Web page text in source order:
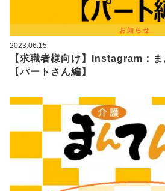
お知らせ
2023.06.15
【求職者様向け】Instagram：
【パートさん編】